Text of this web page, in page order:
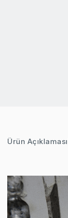
Ürün Açıklaması